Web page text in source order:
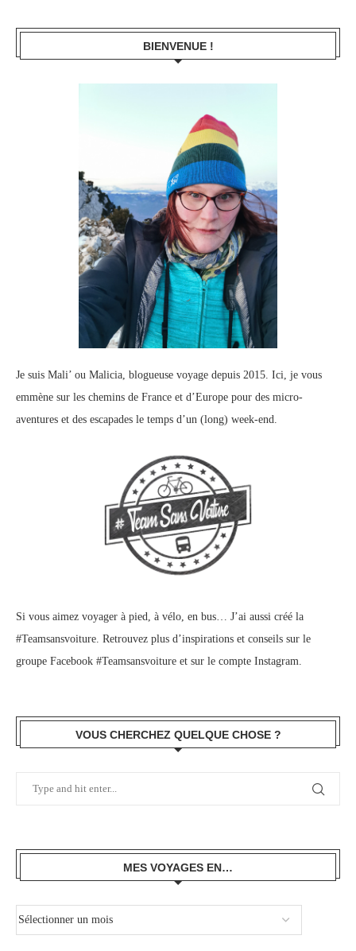
BIENVENUE !
Je suis Mali’ ou Malicia, blogueuse voyage depuis 2015. Ici, je vous
emmène sur les chemins de France et d’Europe pour des micro-
aventures et des escapades le temps d’un (long) week-end.
Si vous aimez voyager à pied, à vélo, en bus… J’ai aussi créé la
#Teamsansvoiture. Retrouvez plus d’inspirations et conseils sur le
groupe Facebook #Teamsansvoiture et sur le compte Instagram.
VOUS CHERCHEZ QUELQUE CHOSE ?
MES VOYAGES EN…